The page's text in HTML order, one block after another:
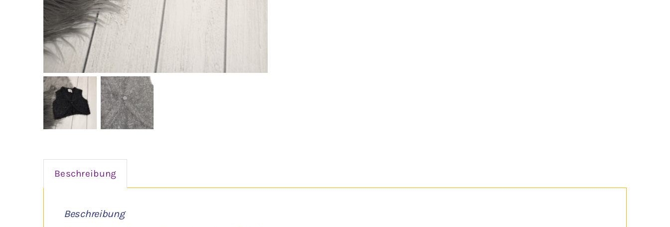
Beschreibung
Beschreibung